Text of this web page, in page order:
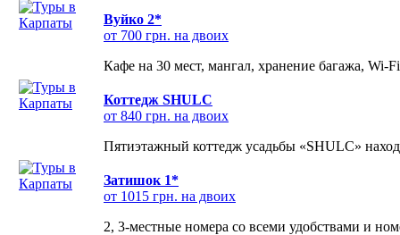
Вуйко 2*
от 700 грн. на двоих
Кафе на 30 мест, мангал, хранение багажа, Wi-
Коттедж SHULC
от 840 грн. на двоих
Пятиэтажный коттедж усадьбы «SHULC»
Затишок 1*
от 1015 грн. на двоих
2, 3-местные номера со всеми удобствами и